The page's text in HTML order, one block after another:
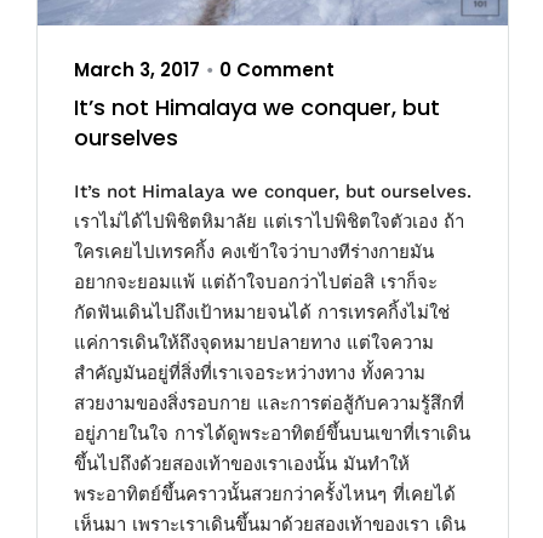
March 3, 2017 • 0 Comment
It’s not Himalaya we conquer, but
ourselves
It’s not Himalaya we conquer, but ourselves.
เราไม่ได้ไปพิชิตหิมาลัย แต่เราไปพิชิตใจตัวเอง ถ้า
ใครเคยไปเทรคกิ้ง คงเข้าใจว่าบางทีร่างกายมัน
อยากจะยอมแพ้ แต่ถ้าใจบอกว่าไปต่อสิ เราก็จะ
กัดฟันเดินไปถึงเป้าหมายจนได้ การเทรคกิ้งไม่ใช่
แค่การเดินให้ถึงจุดหมายปลายทาง แต่ใจความ
สำคัญมันอยู่ที่สิ่งที่เราเจอระหว่างทาง ทั้งความ
สวยงามของสิ่งรอบกาย และการต่อสู้กับความรู้สึกที่
อยู่ภายในใจ การได้ดูพระอาทิตย์ขึ้นบนเขาที่เราเดิน
ขึ้นไปถึงด้วยสองเท้าของเราเองนั้น มันทำให้
พระอาทิตย์ขึ้นคราวนั้นสวยกว่าครั้งไหนๆ ที่เคยได้
เห็นมา เพราะเราเดินขึ้นมาด้วยสองเท้าของเรา เดิน